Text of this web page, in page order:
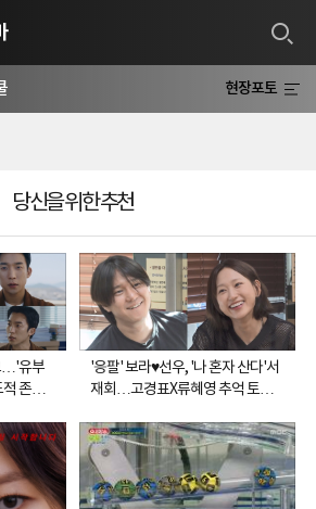
현장포토
당신을 위한 추천
…'유부
존재
'응팔' 보라♥선우, '나 혼자 산다'서
재회…고경표X류혜영 추억 토크